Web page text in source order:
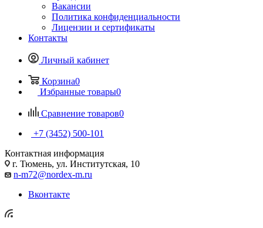
Вакансии
Политика конфиденциальности
Лицензии и сертификаты
Контакты
Личный кабинет
Корзина0
Избранные товары0
Сравнение товаров0
+7 (3452) 500-101
Контактная информация
г. Тюмень, ул. Институтская, 10
n-m72@nordex-m.ru
Вконтакте